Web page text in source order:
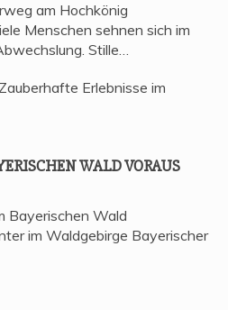
am Hochkönig
Menschen sehnen sich im
Stille…
WALD VORAUS
Bayerischen Wald
im Waldgebirge Bayerischer